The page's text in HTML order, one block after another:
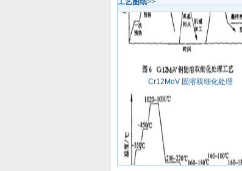
工艺图纸>>
Cr12MoV 固溶双细化处理